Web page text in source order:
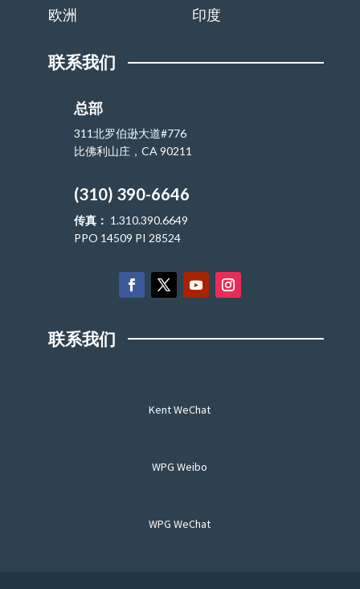
欧洲
印度
联系我们
总部
311北罗伯逊大道#776
比佛利山庄，CA 90211
(310) 390-6646
传真： 1.310.390.6649
PPO 14509 PI 28524
联系我们
Kent WeChat
WPG Weibo
WPG WeChat